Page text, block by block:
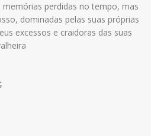
perdidas no tempo, mas
dominadas pelas suas próprias
excessos e craidoras das suas